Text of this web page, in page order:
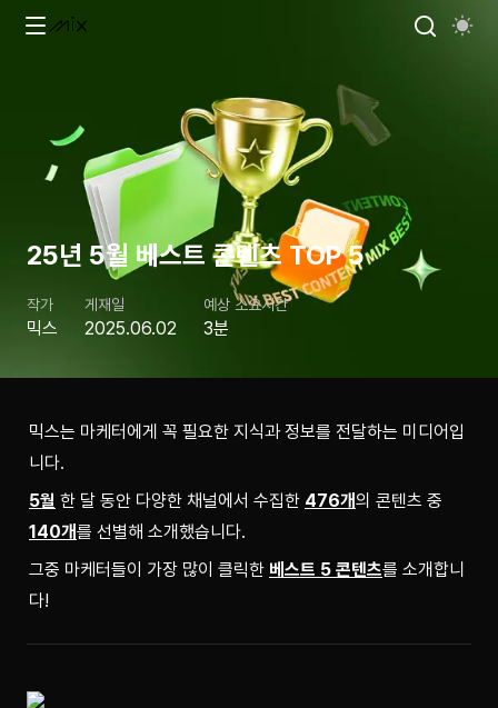
25년 5월 베스트 콘텐츠 TOP 5
작가
믹스
게재일
2025.06.02
예상 소요시간
3분
믹스는 마케터에게 꼭 필요한 지식과 정보를 전달하는 미디어입
니다.
5월 한 달 동안 다양한 채널에서 수집한 476개
140개를 선별해 소개했습니다.
그중 마케터들이 가장 많이 클릭한 베스트 5 콘텐츠를 소개합니
다!